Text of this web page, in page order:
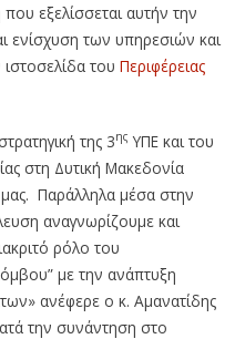
εξελίσσεται αυτήν την
ενίσχυση των υπηρεσιών και
του Περιφέρειας
της 3ης ΥΠΕ και του
στη Δυτική Μακεδονία
μας. Παράλληλα μέσα στην
αναγνωρίζουμε και
ρόλο του
με την ανάπτυξη
ανέφερε ο κ. Αμανατίδης
την συνάντηση στο